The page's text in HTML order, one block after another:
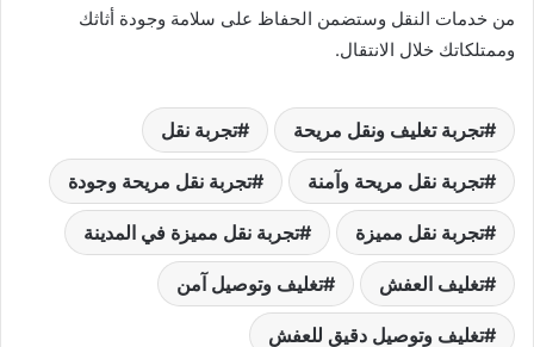
من خدمات النقل وستضمن الحفاظ على سلامة وجودة أثاثك
وممتلكاتك خلال الانتقال.
تجربة تغليف ونقل مريحة تجربة نقل
تجربة نقل مريحة وآمنة تجربة نقل مريحة وجودة
تجربة نقل مميزة تجربة نقل مميزة في المدينة
تغليف العفش تغليف وتوصيل آمن
تغليف وتوصيل دقيق للعفش